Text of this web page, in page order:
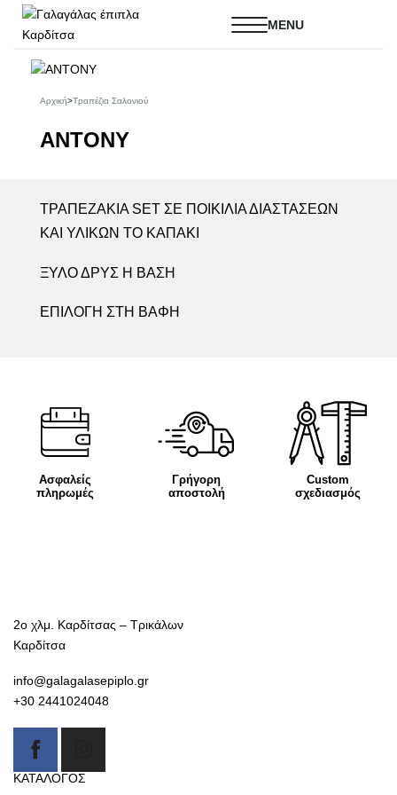
Αρχική>Τραπέζια Σαλονιού
ANTONY
ΤΡΑΠΕΖΑΚΙΑ SET ΣΕ ΠΟΙΚΙΛΙΑ ΔΙΑΣΤΑΣΕΩΝ
ΚΑΙ ΥΛΙΚΩΝ ΤΟ ΚΑΠΑΚΙ
ΞΥΛΟ ΔΡΥΣ Η ΒΑΣΗ
ΕΠΙΛΟΓΗ ΣΤΗ ΒΑΦΗ
Ασφαλείς
πληρωμές
Γρήγορη
αποστολή
Custom
σχεδιασμός
2ο χλμ. Καρδίτσας – Τρικάλων
Καρδίτσα
info@galagalasepiplo.gr
+30 2441024048
ΚΑΤΑΛΟΓΟΣ